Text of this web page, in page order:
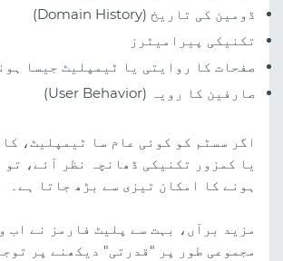
ڈومین کی تاریخ (Domain History)
تکنیکی پیرامیٹرز
صفحات کا روایتی یا ٹیمپلیٹ جیسا
صارفین کا رویہ (User Behavior)
اگر سسٹم کو کوئی عام سا ٹیمپلیٹ،
یا کمزور تکنیکی ڈھانچہ نظر آئے، تو
ہونے کا امکان تیزی سے بڑھ جاتا ہے۔
مزید برآں، بہت سے پلیٹ فارمز نے اب
مجموعی طور پر "قدرتی" دیکھنے پر